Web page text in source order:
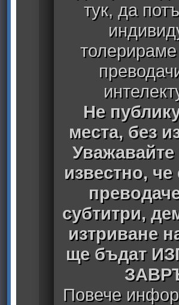
тук, да
Не
места, без
Уважавайте
известно,
субтитри,
изтриване
ще бъдат
Повече